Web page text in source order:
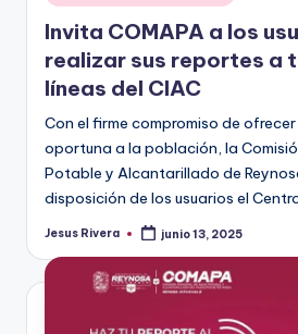
en
Invita COMAPA a los
realizar sus reportes a
líneas del CIAC
Con el firme compromiso de
oportuna a la población, la
Potable y Alcantarillado de
disposición de los usuarios el
Publicado
Jesus Rivera junio 13, 2025